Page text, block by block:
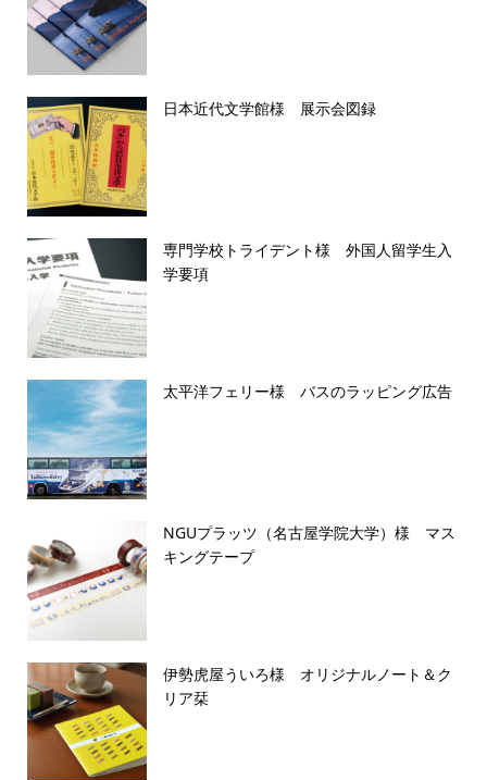
日本近代文学館様 展示会図録
専門学校トライデント様 外国人留学生入
学要項
太平洋フェリー様 バスのラッピング広告
NGUプラッツ（名古屋学院大学）様 マス
キングテープ
伊勢虎屋ういろ様 オリジナルノート＆ク
リア栞